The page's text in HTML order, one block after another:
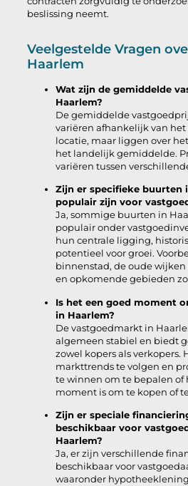
beslissing neemt.
Veelgestelde Vragen
Haarlem
Wat zijn de gemiddelde
Haarlem?
De gemiddelde
variëren afhankelijk van
locatie, maar liggen over
het landelijk gemiddelde.
variëren tussen
Zijn er specifieke buurten
populair zijn voor
Ja, sommige buurten in
populair onder
hun centrale ligging,
potentieel voor groei.
binnenstad, de oude
en opkomende gebieden
Is het een goed moment
in Haarlem?
De vastgoedmarkt in
algemeen stabiel en biedt
zowel kopers als verkopers.
markttrends te volgen en
te winnen om te bepalen of
moment is om te kopen of
Zijn er speciale
beschikbaar voor
Haarlem?
Ja, er zijn verschillende
beschikbaar voor
waaronder